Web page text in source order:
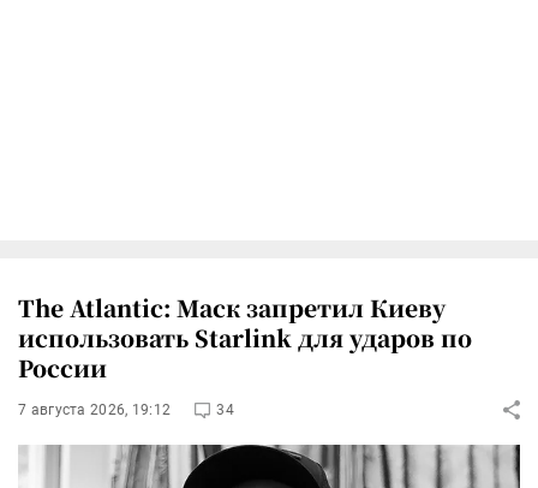
The Atlantic: Маск запретил Киеву
использовать Starlink для ударов по
России
7 августа 2026, 19:12 34